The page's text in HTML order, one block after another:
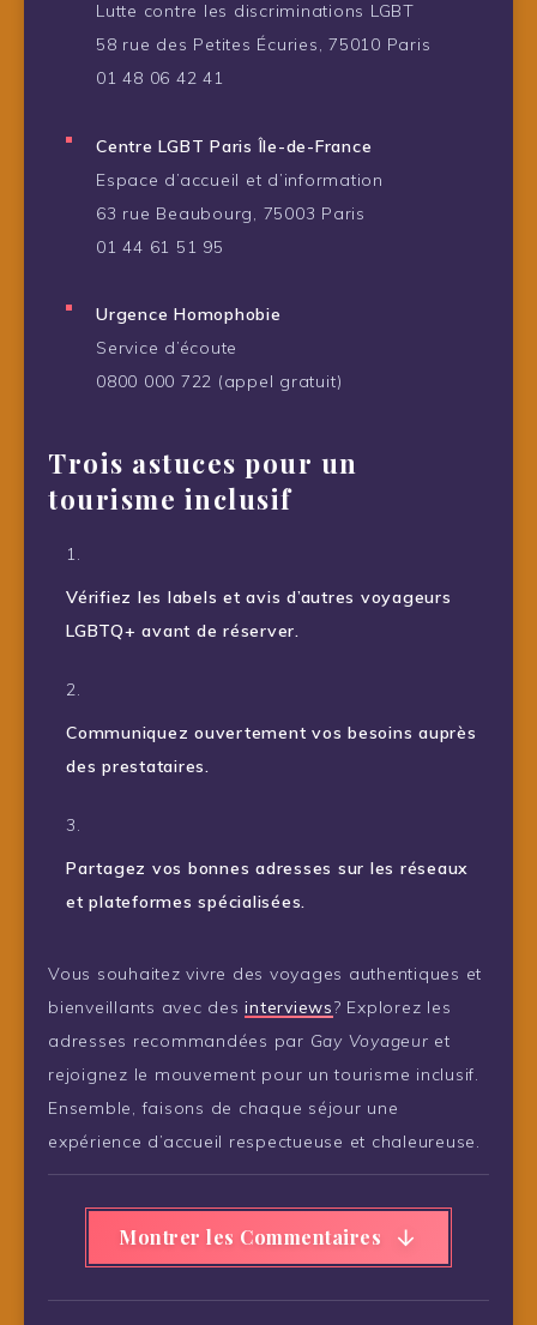
Lutte contre les discriminations LGBT
58 rue des Petites Écuries, 75010 Paris
01 48 06 42 41
Centre LGBT Paris Île-de-France
Espace d’accueil et d’information
63 rue Beaubourg, 75003 Paris
01 44 61 51 95
Urgence Homophobie
Service d’écoute
0800 000 722 (appel gratuit)
Trois astuces pour un
tourisme inclusif
Vérifiez les labels et avis d’autres voyageurs
LGBTQ+ avant de réserver.
Communiquez ouvertement vos besoins auprès
des prestataires.
Partagez vos bonnes adresses sur les réseaux
et plateformes spécialisées.
Vous souhaitez vivre des voyages authentiques et
bienveillants avec desinterviews? Explorez les
adresses recommandées par Gay Voyageur et
rejoignez le mouvement pour un tourisme inclusif.
Ensemble, faisons de chaque séjour une
expérience d’accueil respectueuse et chaleureuse.
Montrer les Commentaires